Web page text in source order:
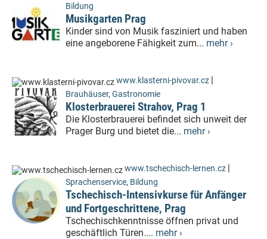
Bildung
Musikgarten Prag
Kinder sind von Musik fasziniert und haben
eine angeborene Fähigkeit zum... mehr ›
www.klasterni-pivovar.cz |
Brauhäuser, Gastronomie
Klosterbrauerei Strahov, Prag 1
Die Klosterbrauerei befindet sich unweit der
Prager Burg und bietet die... mehr ›
www.tschechisch-lernen.cz |
Sprachenservice, Bildung
Tschechisch-Intensivkurse für Anfänger
und Fortgeschrittene, Prag
Tschechischkenntnisse öffnen privat und
geschäftlich Türen.... mehr ›